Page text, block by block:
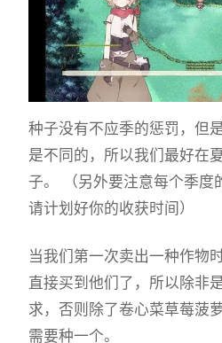
种子没有不应季的惩罚，但
是不同的，所以我们最好在
子。 （另外要注意每个季度
请计划好你的收获时间）
当我们第一次卖出一种作物
直接买到他们了，所以除非
求，否则除了卷心菜草莓菠
需要种一个。